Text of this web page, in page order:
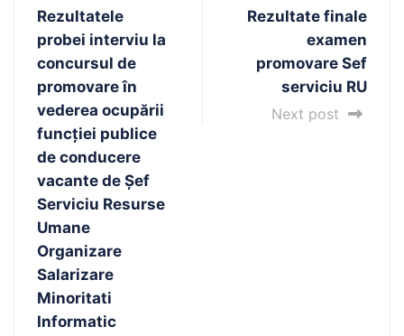
Rezultatele
probei interviu la
concursul de
promovare în
vederea ocupării
funcției publice
de conducere
vacante de Șef
Serviciu Resurse
Umane
Organizare
Salarizare
Minoritati
Informatic
Rezultate finale
examen
promovare Sef
serviciu RU
Next post